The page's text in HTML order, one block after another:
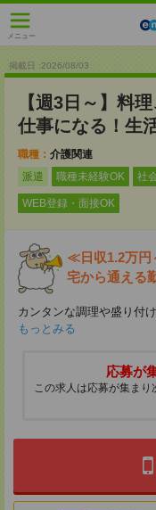
メニュー
掲載日 :2026/08/03
【週3日～】料
仕事になる！生
職種： 介護関連
派遣
職種未経験OK 社
WEB登録・面接OK
≪日収1.2万円
宅から通える
カンタンな調理や盛り付
もっとみる
応募が
この求人は応募が集ま